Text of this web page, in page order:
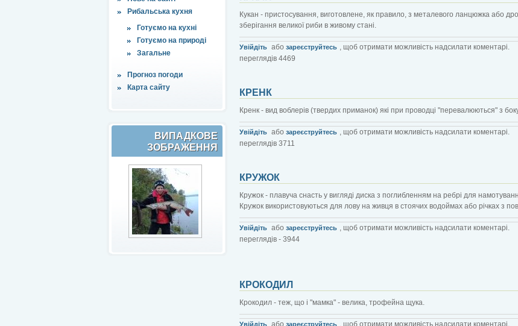
Рибальська кухня
Готуємо на кухні
Готуємо на природі
Загальне
Прогноз погоди
Карта сайту
ВИПАДКОВЕ
ЗОБРАЖЕННЯ
Кукан - пристосування, виготовлене, як правило, з металевого ланцюжка або
зберігання великої риби в живому стані.
Увійдіть або зареєструйтесь , щоб отримати можливість надсилати коментарі.
переглядів 4469
КРЕНК
Кренк - вид воблерів (твердих приманок) які при проводці "перевалюються" з
Увійдіть або зареєструйтесь , щоб отримати можливість надсилати коментарі.
переглядів 3711
КРУЖОК
Кружок - плавуча снасть у вигляді диска з поглибленням на ребрі для
Кружок використовуються для лову на живця в стоячих водоймах або річках з
Увійдіть або зареєструйтесь , щоб отримати можливість надсилати коментарі.
переглядів - 3944
КРОКОДИЛ
Крокодил - теж, що і "мамка" - велика, трофейна щука.
Увійдіть або зареєструйтесь , щоб отримати можливість надсилати коментарі.